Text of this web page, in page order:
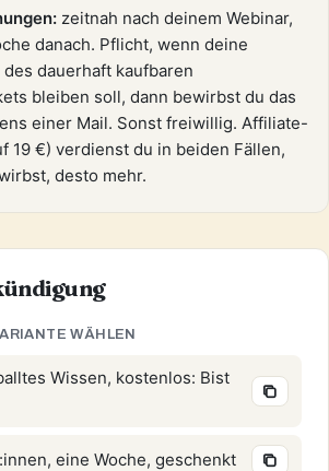
zeitnah nach deinem Webinar,
danach. Pflicht, wenn deine
dauerhaft kaufbaren
bleiben soll, dann bewirbst du das
einer Mail. Sonst freiwillig. Affiliate-
19 €) verdienst du in beiden Fällen,
desto mehr.
WÄHLEN
Wissen, kostenlos: Bist
eine Woche, geschenkt